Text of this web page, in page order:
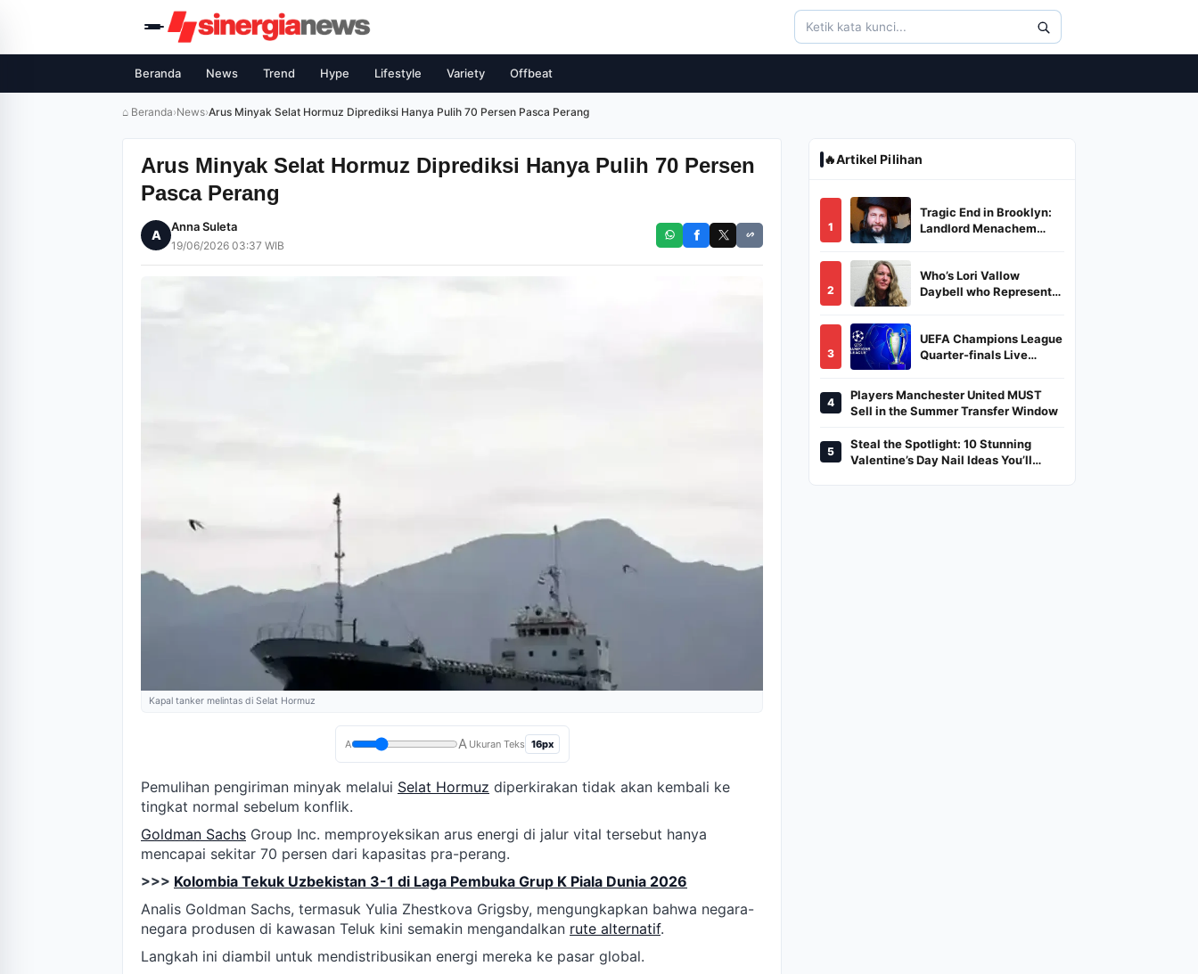
Beranda News Trend Hype Lifestyle Variety Offbeat
⌂ Beranda›News›Arus Minyak Selat Hormuz Diprediksi Hanya Pulih 70 Persen Pasca Perang
Arus Minyak Selat Hormuz Diprediksi Hanya Pulih 70 Persen
Pasca Perang
A
Anna Suleta
19/06/2026 03:37 WIB
Kapal tanker melintas di Selat Hormuz
A A Ukuran Teks 16px
Pemulihan pengiriman minyak melalui Selat Hormuz diperkirakan tidak akan kembali ke
tingkat normal sebelum konflik.
Goldman Sachs Group Inc. memproyeksikan arus energi di jalur vital tersebut hanya
mencapai sekitar 70 persen dari kapasitas pra-perang.
>>> Kolombia Tekuk Uzbekistan 3-1 di Laga Pembuka Grup K Piala Dunia 2026
Analis Goldman Sachs, termasuk Yulia Zhestkova Grigsby, mengungkapkan bahwa negara-
negara produsen di kawasan Teluk kini semakin mengandalkan rute alternatif.
Langkah ini diambil untuk mendistribusikan energi mereka ke pasar global.
🔥Artikel Pilihan
1
Tragic End in Brooklyn:
Landlord Menachem
Burned in a Dumpster
2
Who’s Lori Vallow
Daybell who Represents
3
UEFA Champions League
Quarter-finals Live
And Where To Watch
4
Players Manchester United MUST
Sell in the Summer Transfer Window
5
Steal the Spotlight: 10 Stunning
Valentine’s Day Nail Ideas You’ll